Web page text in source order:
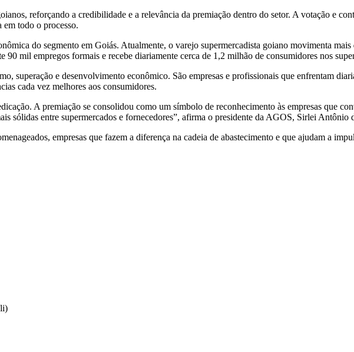
reforçando a credibilidade e a relevância da premiação dentro do setor. A votação e
em todo o processo.
do segmento em Goiás. Atualmente, o varejo supermercadista goiano movimenta
mil empregos formais e recebe diariamente cerca de 1,2 milhão de consumidores nos
superação e desenvolvimento econômico. São empresas e profissionais que enfrentam
cada vez melhores aos consumidores.
A premiação se consolidou como um símbolo de reconhecimento às empresas que
sólidas entre supermercados e fornecedores”, afirma o presidente da AGOS, Sirlei Antônio
empresas que fazem a diferença na cadeia de abastecimento e que ajudam a